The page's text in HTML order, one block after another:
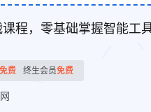
程，零基础掌握智能工
免费 终生会员免费